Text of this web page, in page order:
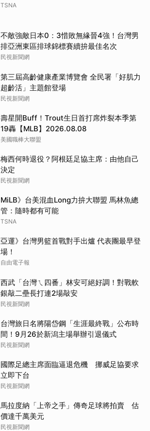
TSNA
不敵強敵日本0：3惜敗無緣晉4強！台灣男
排亞洲東區排球錦標賽續拚最佳名次
民視新聞網
第三屆高齡健康產業博覽會 全民署「好肌力
超齡活」主題館登場
民視新聞網
壽星開Buff！Trout生日首打席炸裂本季第
19轟【MLB】2026.08.08
美國職棒大聯盟
梅西何時退役？阿根廷足協主席：由他自己
決定
民視新聞網
MiLB》台美混血Long力拚大聯盟 馬林魚總
管：隨時都有可能
TSNA
亞運》台灣男籃首戰對手出爐 代表團最早登
場！
自由電子報
西武「台灣ㄟ四番」林安可絕好調！對戰軟
銀敲二壘長打連2場敲安
民視新聞網
台灣旅日名將陽岱鋼「生涯最終戰」公布時
間！9月26於新潟主場舉辦引退儀式
民視新聞網
國際足總主席面臨逼退危機 挪威足協要求
立即下台
民視新聞網
馬拉度納「上帝之手」傳奇足球將拍賣 估
價達千萬美元
民視新聞網